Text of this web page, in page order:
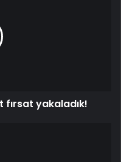
yakaladık!